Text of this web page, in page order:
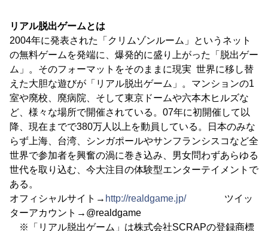
リアル脱出ゲームとは
2004年に発表された「クリムゾンルーム」というネット
の無料ゲームを発端に、爆発的に盛り上がった「脱出ゲー
ム」。そのフォーマットをそのままに現実 世界に移し替
えた大胆な遊びが「リアル脱出ゲーム」。マンションの1
室や廃校、廃病院、そして東京ドームや六本木ヒルズな
ど、様々な場所で開催されている。07年に初開催して以
降、現在までで380万人以上を動員している。日本のみな
らず上海、台湾、シンガポールやサンフランシスコなど全
世界で参加者を興奮の渦に巻き込み、男女問わずあらゆる
世代を取り込む、今大注目の体験型エンターテイメントで
ある。
オフィシャルサイト→ http://realdgame.jp/ツイッ
ターアカウント→@realdgame
※「リアル脱出ゲーム」は株式会社SCRAPの登録商標